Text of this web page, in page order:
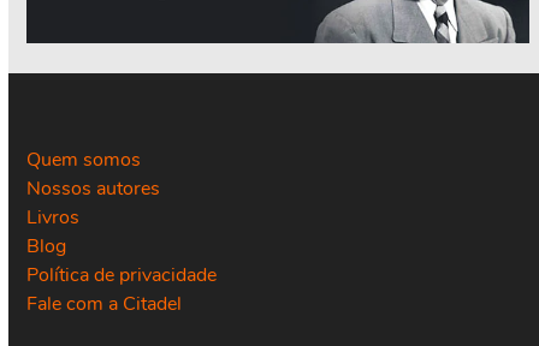
Quem somos
Nossos autores
Livros
Blog
Política de privacidade
Fale com a Citadel